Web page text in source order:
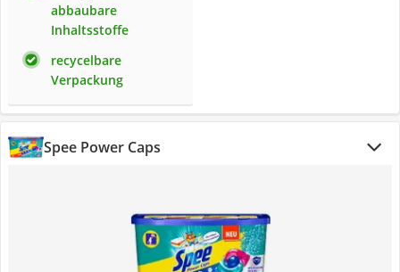
abbaubare
Inhaltsstoffe
recycelbare
Verpackung
Spee Power Caps